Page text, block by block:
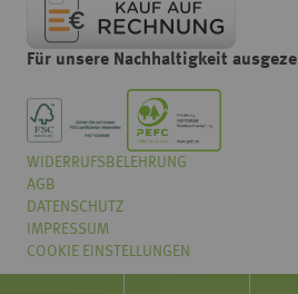
WIDERRUFSBELEHRUNG
AGB
DATENSCHUTZ
IMPRESSUM
COOKIE EINSTELLUNGEN
Für unsere Nachhaltigkeit
Wie würden Sie unseren
Wählen
Sie
eine
Option
von
1
Überhaupt nicht gut